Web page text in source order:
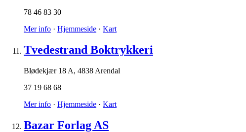
78 46 83 30
Mer info · Hjemmeside · Kart
Tvedestrand Boktrykkeri
Blødekjær 18 A, 4838 Arendal
37 19 68 68
Mer info · Hjemmeside · Kart
Bazar Forlag AS